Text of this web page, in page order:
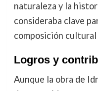
naturaleza y la
consideraba clave
composición cultural
Logros y
Aunque la obra de